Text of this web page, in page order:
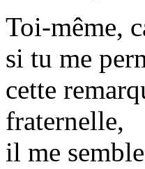
Toi-même,
si tu me
cette
fraternelle,
il me semble